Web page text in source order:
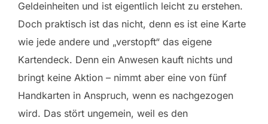
Geldeinheiten und ist eigentlich leicht zu erstehen.
Doch praktisch ist das nicht, denn es ist eine Karte
wie jede andere und „verstopft“ das eigene
Kartendeck. Denn ein Anwesen kauft nichts und
bringt keine Aktion – nimmt aber eine von fünf
Handkarten in Anspruch, wenn es nachgezogen
wird. Das stört ungemein, weil es den